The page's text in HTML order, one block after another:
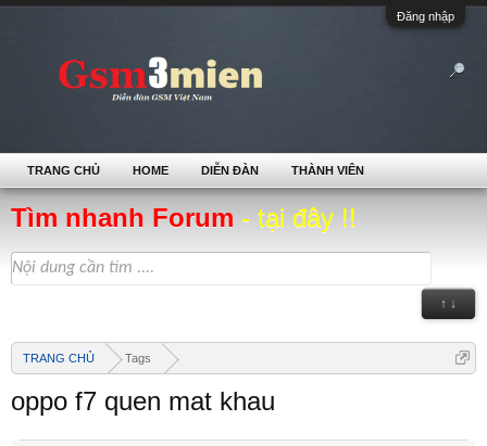
Đăng nhập
Tìm nhanh Forum - tại đây !!
↑ ↓
TRANG CHỦ Tags
oppo f7 quen mat khau
TRANG CHỦ HOME DIỄN ĐÀN THÀNH VIÊN